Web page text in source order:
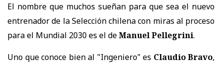
El nombre que muchos sueñan para que sea el nuevo
entrenador de la Selección chilena con miras al proceso
para el Mundial 2030 es el deManuel Pellegrini.
Uno que conoce bien al "Ingeniero" es Claudio Bravo,